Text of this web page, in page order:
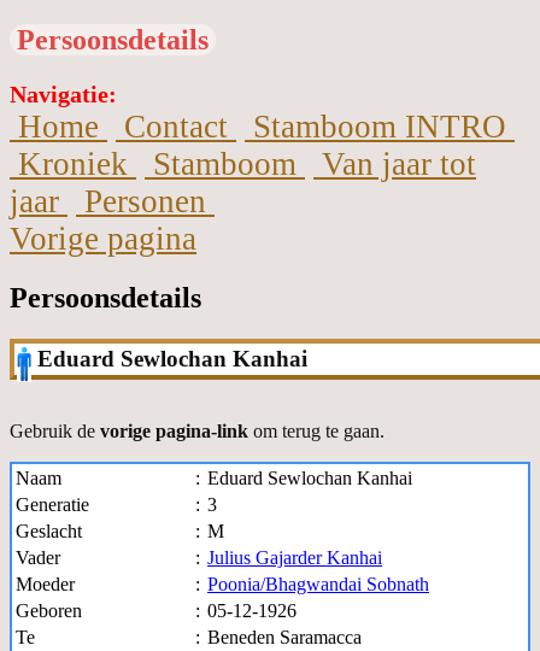
Persoonsdetails
Navigatie:
Home Contact
Stamboom INTRO
Kroniek
Stamboom
Van jaar tot
jaar
Personen
Vorige pagina
Persoonsdetails
Eduard Sewlochan Kanhai
Gebruik de vorige pagina-link om terug te gaan.
Naam : Eduard Sewlochan Kanhai
Generatie
: 3
Geslacht
: M
Vader
: Julius Gajarder Kanhai
Moeder
: Poonia/Bhagwandai Sobnath
Geboren
: 05-12-1926
Te
: Beneden Saramacca